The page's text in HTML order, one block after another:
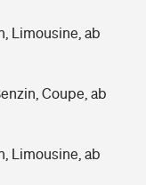
Limousine, ab
Coupe, ab
Limousine, ab